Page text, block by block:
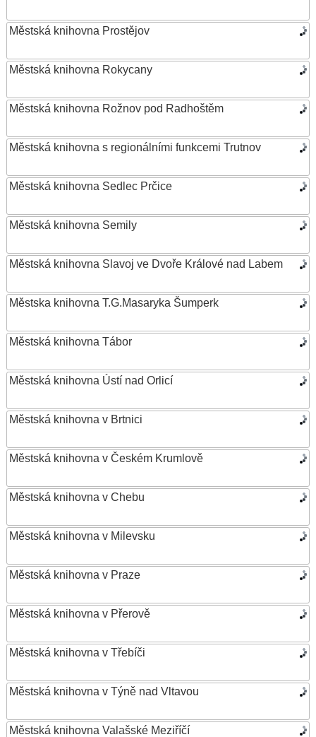
Městská knihovna Prostějov
Městská knihovna Rokycany
Městská knihovna Rožnov pod Radhoštěm
Městská knihovna s regionálními funkcemi Trutnov
Městská knihovna Sedlec Prčice
Městská knihovna Semily
Městská knihovna Slavoj ve Dvoře Králové nad Labem
Městska knihovna T.G.Masaryka Šumperk
Městská knihovna Tábor
Městská knihovna Ústí nad Orlicí
Městská knihovna v Brtnici
Městská knihovna v Českém Krumlově
Městská knihovna v Chebu
Městská knihovna v Milevsku
Městská knihovna v Praze
Městská knihovna v Přerově
Městská knihovna v Třebíči
Městská knihovna v Týně nad Vltavou
Městská knihovna Valašské Meziříčí